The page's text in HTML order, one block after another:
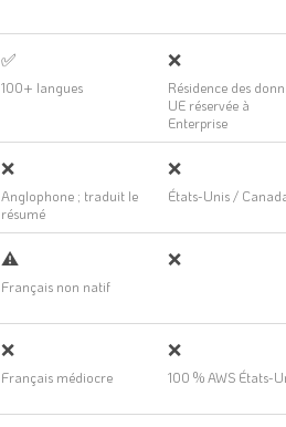
✅
100+ langues
❌
Résidence des
UE réservée à
Enterprise
❌
Anglophone ; traduit le
résumé
❌
États-Unis /
⚠️
Français non natif
❌
❌
Français médiocre
❌
100 % AWS États-